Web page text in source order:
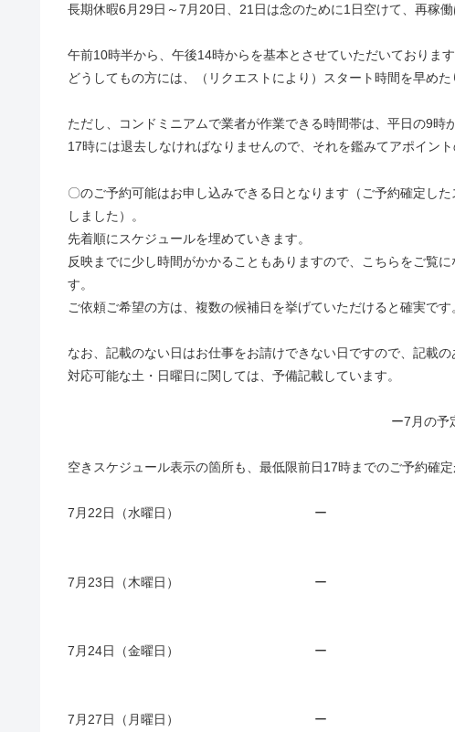
長期休暇6月29日～7月20日、21日は念のために1日空けて、再稼
午前10時半から、午後14時からを基本とさせていただいております
どうしてもの方には、（リクエストにより）スタート時間を早めた
ただし、コンドミニアムで業者が作業できる時間帯は、平日の9時
17時には退去しなければなりませんので、それを鑑みてアポイント
〇のご予約可能はお申し込みできる日となります（ご予約確定し
しました）。
先着順にスケジュールを埋めていきます。
反映までに少し時間がかかることもありますので、こちらをご覧
す。
ご依頼ご希望の方は、複数の候補日を挙げていただけると確実です
なお、記載のない日はお仕事をお請けできない日ですので、記載の
対応可能な土・日曜日に関しては、予備記載しています。
ー7月の予
空きスケジュール表示の箇所も、最低限前日17時までのご予約確
7月22日（水曜日） ー
7月23日（木曜日） ー
7月24日（金曜日） ー
7月27日（月曜日） ー